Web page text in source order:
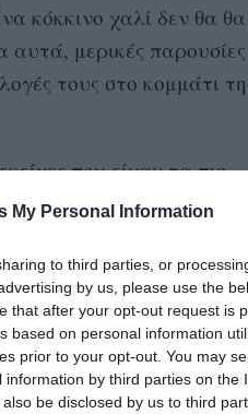
My Personal Information
to third parties, or
by us, please use the
that after your opt-out request is
based on personal information
prior to your opt-out. You may
by third parties on the
be disclosed by us to third
κόκκινο χαλί δεν θα θα
αυτά, μερικές
τους στο κομμάτι
που είχαν τα πιο